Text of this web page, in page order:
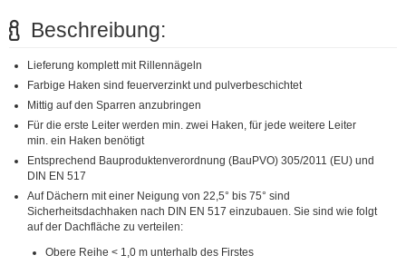
Beschreibung:
Lieferung komplett mit Rillennägeln
Farbige Haken sind feuerverzinkt und pulverbeschichtet
Mittig auf den Sparren anzubringen
Für die erste Leiter werden min. zwei Haken, für jede weitere Leiter
min. ein Haken benötigt
Entsprechend Bauproduktenverordnung (BauPVO) 305/2011 (EU) und
DIN EN 517
Auf Dächern mit einer Neigung von 22,5° bis 75° sind
Sicherheitsdachhaken nach DIN EN 517 einzubauen. Sie sind wie folgt
auf der Dachfläche zu verteilen:
Obere Reihe < 1,0 m unterhalb des Firstes